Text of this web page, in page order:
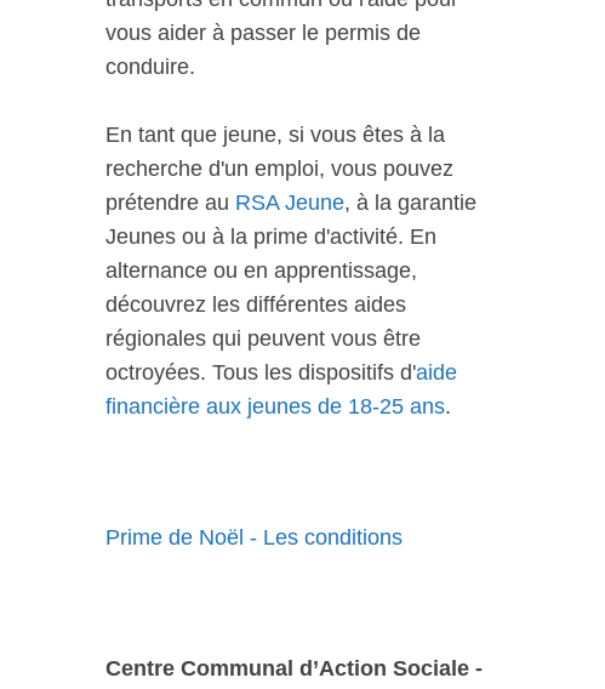
vous aider à passer le permis de
conduire.
En tant que jeune, si vous êtes à la
recherche d'un emploi, vous pouvez
prétendre au RSA Jeune, à la garantie
Jeunes ou à la prime d'activité. En
alternance ou en apprentissage,
découvrez les différentes aides
régionales qui peuvent vous être
octroyées. Tous les dispositifs d'aide
financière aux jeunes de 18-25 ans.
Prime de Noël - Les conditions
Centre Communal d’Action Sociale -